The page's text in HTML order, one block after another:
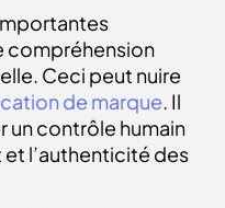
compréhension
Ceci peut nuire
de marque. Il
un contrôle humain
et l’authenticité des